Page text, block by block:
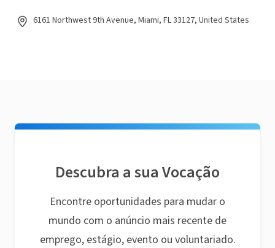
6161 Northwest 9th Avenue, Miami, FL 33127, United States
Descubra a sua Vocação
Encontre oportunidades para mudar o
mundo com o anúncio mais recente de
emprego, estágio, evento ou voluntariado.